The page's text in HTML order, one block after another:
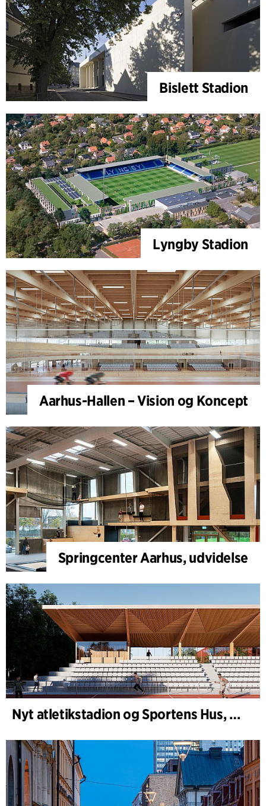
Bislett Stadion
Lyngby Stadion
Aarhus-Hallen – Vision og Koncept
Springcenter Aarhus, udvidelse
Nyt atletikstadion og Sportens Hus, Kongelunden Aarhus